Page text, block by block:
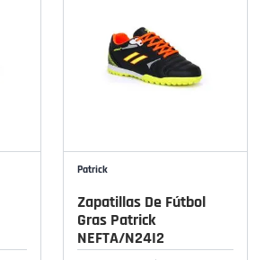
Patrick
Zapatillas De Fútbol
Gras Patrick
NEFTA/N24I2